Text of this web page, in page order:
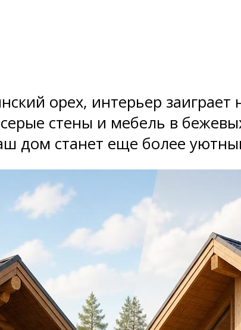
орех, интерьер
стены и мебель в
дом станет еще более